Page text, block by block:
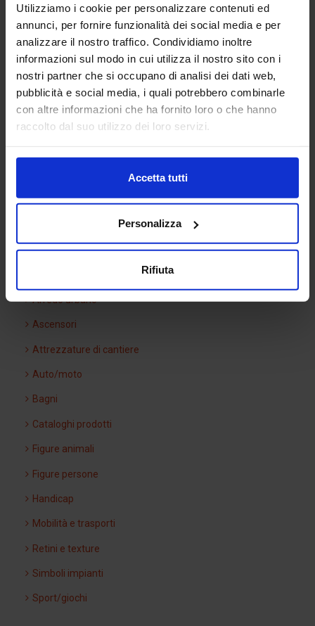
Utilizziamo i cookie per personalizzare contenuti ed
annunci, per fornire funzionalità dei social media e per
analizzare il nostro traffico. Condividiamo inoltre
informazioni sul modo in cui utilizza il nostro sito con i
nostri partner che si occupano di analisi dei dati web,
pubblicità e social media, i quali potrebbero combinarle
con altre informazioni che ha fornito loro o che hanno
raccolto dal suo utilizzo dei loro servizi.
Accetta tutti
Personalizza
Rifiuta
Comò
Categorie Blocchi CAD
Arredi interni
Arredo urbano
Ascensori
Attrezzature di cantiere
Auto/moto
Bagni
Cataloghi prodotti
Figure animali
Figure persone
Handicap
Mobilità e trasporti
Retini e texture
Simboli impianti
Sport/giochi